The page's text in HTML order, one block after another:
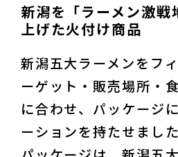
新潟を「ラーメン激戦
上げた火付け商品
新潟五大ラーメンをフ
ーゲット・販売場所・
に合わせ、パッケージ
ーションを持たせまし